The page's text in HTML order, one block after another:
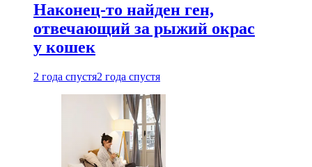
Наконец-то найден ген,
отвечающий за рыжий окрас
у кошек
2 года спустя2 года спустя